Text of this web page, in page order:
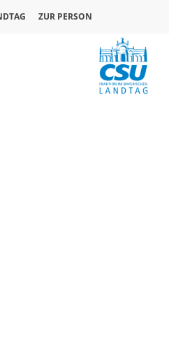
ZUR PERSON